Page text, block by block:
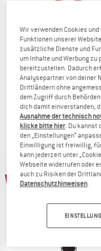
ACLIMA
Women's Warmwool
Leggings
99,95 €
3,0(1)
30%
Wir verwenden Cookies
Funktionen unserer
zusätzliche Dienste und
um Inhalte und Werbung
bereitzustellen. Dadurch
Analysepartner von deiner
Drittländern ohne
dem Zugriff durch
dich damit einverstanden,
Ausnahme der technisch
klicke bitte hier . Du
den „Einstellungen“
Einwilligung ist freiwillig,
kann jederzeit unter
Webseite widerrufen oder
auch zu Risiken der
Datenschutzhinweisen